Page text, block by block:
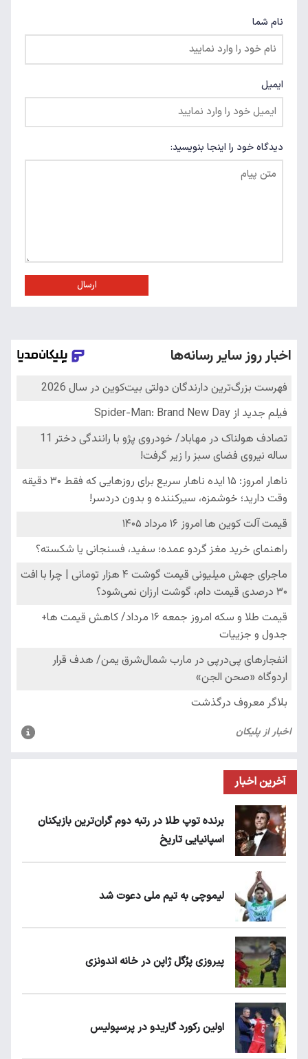
نام شما
ایمیل
دیدگاه خود را اینجا بنویسید:
ارسال
آخرین اخبار
برنده توپ طلا در رتبه دوم گران‌ترین بازیکنان
اسپانیایی تاریخ
لیموچی به تیم ملی دعوت شد
پیروزی پرُگل ژاپن در خانه اندونزی
اولین رکورد گاریدو در پرسپولیس